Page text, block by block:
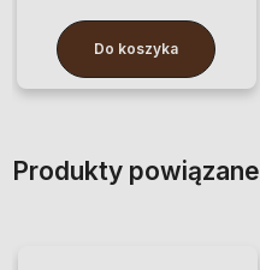
Do koszyka
Produkty powiązane